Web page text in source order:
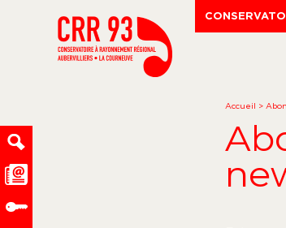
Accueil >